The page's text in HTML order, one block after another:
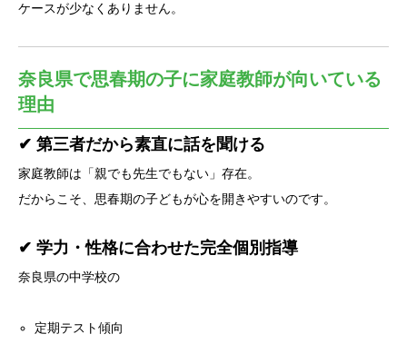
ケースが少なくありません。
奈良県で思春期の子に家庭教師が向いている
理由
✔ 第三者だから素直に話を聞ける
家庭教師は「親でも先生でもない」存在。
だからこそ、思春期の子どもが心を開きやすいのです。
✔ 学力・性格に合わせた完全個別指導
奈良県の中学校の
定期テスト傾向